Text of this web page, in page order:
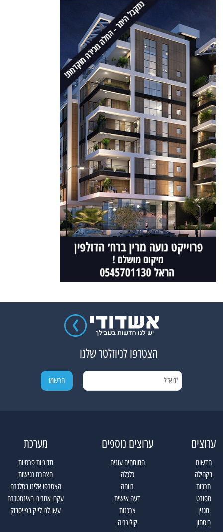
הצטרפו לניוזלטר שלנו
ערוצים
חדשות
בקהילה
תרבות
ספורט
מגזין
ביטחון
ערוצים נוספים
המומחים עונים
כלכלה
רווחה
דעה אישית
צרכנות
קולינריה
מערכת
מדיניות פרטיות
הצהרת נגישות
הצטרפו אלינו בטלגרם
עקבו אחרינו באינסטגרם
עשו לנו לייק בפייסבוק